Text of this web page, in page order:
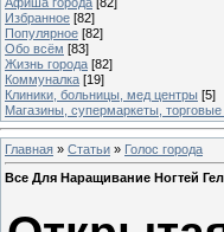
Избранное [82]
Популярное [82]
Обо всём [83]
Жизнь города [82]
Коммуналка [19]
Клиники, больницы, мед центры [5]
Магазины, супермаркеты,
Главная » Статьи » Голос города
Все Для Наращивание Ногтей